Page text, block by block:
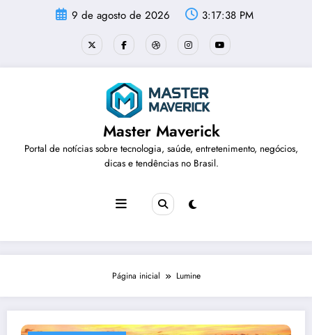
9 de agosto de 2026 3:17:38 PM
Master Maverick
Portal de notícias sobre tecnologia, saúde, entretenimento, negócios,
dicas e tendências no Brasil.
Página inicial Lumine